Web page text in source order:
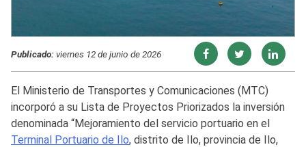
Publicado:viernes 12 de junio de 2026
El Ministerio de Transportes y Comunicaciones (MTC)
incorporó a su Lista de Proyectos Priorizados la inversión
denominada “Mejoramiento del servicio portuario en el
Terminal Portuario de Ilo, distrito de Ilo, provincia de Ilo,